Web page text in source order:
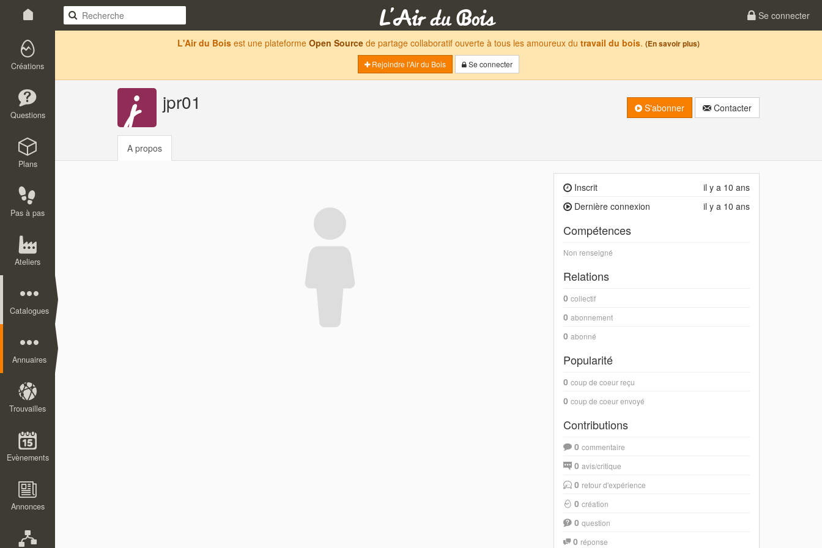
Se connecter
Créations
Questions
Plans
Pas à pas
Ateliers
Catalogues
Annuaires
Trouvailles
Evènements
Annonces
L'Air du Bois est une plateforme Open Source de partage collaboratif ouverte à tous les amoureux du travail du bois. (En savoir plus)
Rejoindre l'Air du Bois
Se connecter
jpr01 S'abonner Contacter
A propos
il y a 10 ans
Inscrit
il y a 10 ans
Dernière connexion
Compétences
Non renseigné
Relations
0 collectif
0 abonnement
0 abonné
Popularité
0 coup de coeur reçu
0 coup de coeur envoyé
Contributions
0 commentaire
0 avis/critique
0 retour d'expérience
0 création
0 question
0 réponse